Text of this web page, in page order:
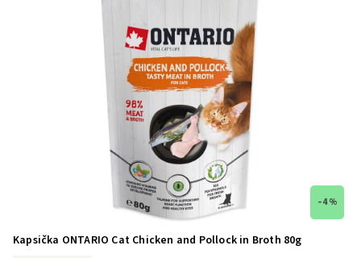
–4 %
Kapsička ONTARIO Cat Chicken and Pollock in Broth 80g